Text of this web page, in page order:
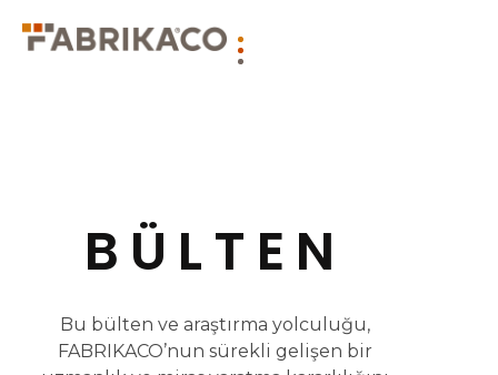
BÜLTEN
Bu bülten ve araştırma yolculuğu,
FABRIKACO’nun sürekli gelişen bir